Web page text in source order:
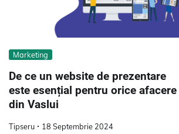
Marketing
De ce un website de prezentare
este esențial pentru orice afacere
din Vaslui
Tipseru 18 Septembrie 2024